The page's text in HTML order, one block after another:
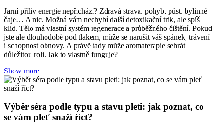
Jarní příliv energie nepřichází? Zdravá strava, pohyb, půst, bylinné
čaje… A nic. Možná vám nechybí další detoxikační trik, ale spíš
klid. Tělo má vlastní systém regenerace a průběžného čištění. Pokud
jste ale dlouhodobě pod tlakem, může se narušit váš spánek, trávení
i schopnost obnovy. A právě tady může aromaterapie sehrát
důležitou roli. Jak to vlastně funguje?
Show more
Výběr séra podle typu a stavu pleti: jak poznat, co
se vám pleť snaží říct?